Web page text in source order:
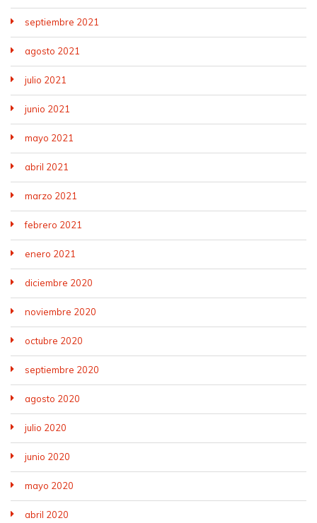
septiembre 2021
agosto 2021
julio 2021
junio 2021
mayo 2021
abril 2021
marzo 2021
febrero 2021
enero 2021
diciembre 2020
noviembre 2020
octubre 2020
septiembre 2020
agosto 2020
julio 2020
junio 2020
mayo 2020
abril 2020